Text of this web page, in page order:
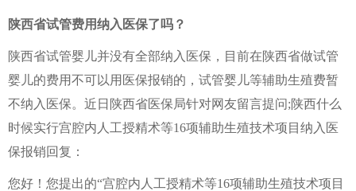
陕西省试管费用纳入医保了吗？
陕西省试管婴儿并没有全部纳入医保，目前在陕西省做试管
婴儿的费用不可以用医保报销的，试管婴儿等辅助生殖费暂
不纳入医保。近日陕西省医保局针对网友留言提问;陕西什么
时候实行宫腔内人工授精术等16项辅助生殖技术项目纳入医
保报销回复：
您好！您提出的“宫腔内人工授精术等16项辅助生殖技术项目